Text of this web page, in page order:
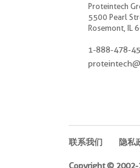
Proteintech
5500 Pearl
Rosemont, IL
1-888-478-
联系我们 隐私
Copyright © 2002-